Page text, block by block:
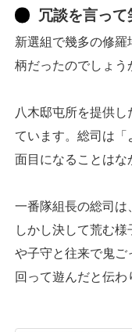
冗談を言って
新選組で幾多の修羅
柄だったのでしょう
八木邸屯所を提供
ています。総司は
面目になることはな
一番隊組長の総司は
しかし決して荒む
や子守と往来で鬼ご
回って遊んだと伝わ